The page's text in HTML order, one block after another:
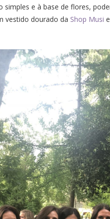
simples e à base de flores,
vestido dourado da Shop Musi